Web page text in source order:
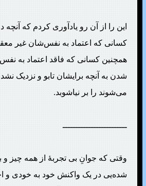
این را از آن رو یادآوری کردم که آنچه
کسانی که اعتماد به نفس‌شان غیر
همچنین کسانی که فاقد اعتماد به
شدن به آنچه برایشان تابو و نزدیک
می‌شوند را بر نیاشوبد.
ـــــــــــــــــــــــــ
وقتی که جوانِ بی تجربهٔ از همه چیز
شده‌یی در یک واکنش خود به خودی و